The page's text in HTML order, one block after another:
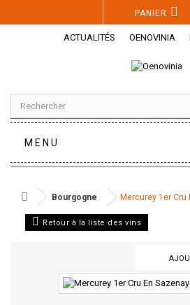
PANIER
ACTUALITÉS OENOVINIA
MENU
Bourgogne Mercurey 1er Cru
Retour à la liste des vins